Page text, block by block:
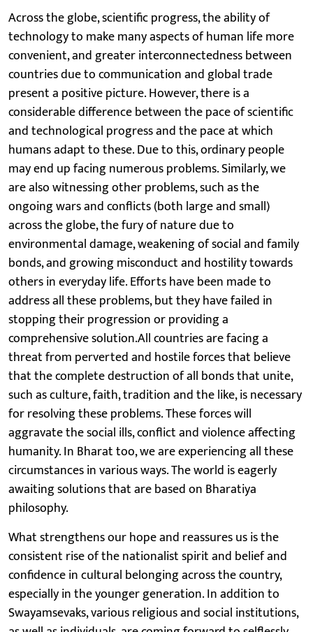
Across the globe, scientific progress, the ability of
technology to make many aspects of human life more
convenient, and greater interconnectedness between
countries due to communication and global trade
present a positive picture. However, there is a
considerable difference between the pace of scientific
and technological progress and the pace at which
humans adapt to these. Due to this, ordinary people
may end up facing numerous problems. Similarly, we
are also witnessing other problems, such as the
ongoing wars and conflicts (both large and small)
across the globe, the fury of nature due to
environmental damage, weakening of social and family
bonds, and growing misconduct and hostility towards
others in everyday life. Efforts have been made to
address all these problems, but they have failed in
stopping their progression or providing a
comprehensive solution.All countries are facing a
threat from perverted and hostile forces that believe
that the complete destruction of all bonds that unite,
such as culture, faith, tradition and the like, is necessary
for resolving these problems. These forces will
aggravate the social ills, conflict and violence affecting
humanity. In Bharat too, we are experiencing all these
circumstances in various ways. The world is eagerly
awaiting solutions that are based on Bharatiya
philosophy.
What strengthens our hope and reassures us is the
consistent rise of the nationalist spirit and belief and
confidence in cultural belonging across the country,
especially in the younger generation. In addition to
Swayamsevaks, various religious and social institutions,